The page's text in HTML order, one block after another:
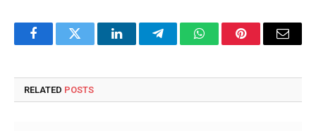
FacebookTwitter LinkedInTelegramWhatsAppPinterestEmail
RELATED POSTS